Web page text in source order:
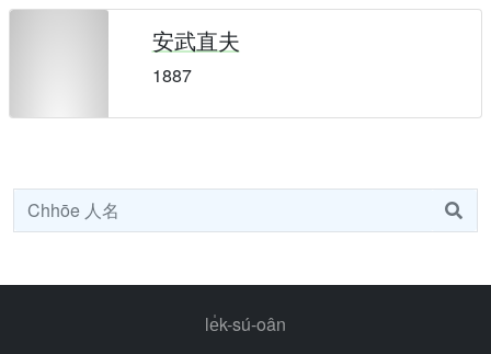
安武直夫
1887
le̍k-sú-oân